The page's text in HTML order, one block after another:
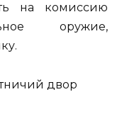
на комиссию
оружие,